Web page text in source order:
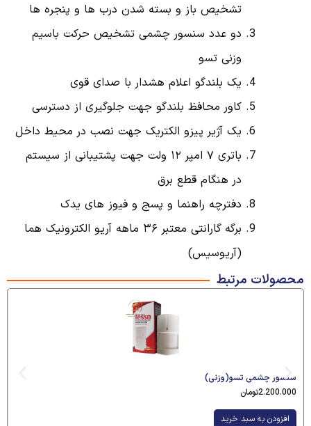
تشخیص باز و بسته شدن درب ها و پنجره ها
دو عدد سنسور چشمی تشخیص حرکت باسیم
وزنی تسو
یک بلندگو اعلام هشدار با صدای قوی
کاور محافظ بلندگو جهت جلوگیری از دسترسی
یک آژیر پیزو الکتریک جهت نصب در محیط داخل
باتری ۷ امپر ۱۲ ولت جهت پشتیبانی از سیستم
در هنگام قطع برق
دفترچه راهنما و پسج و فیوز های یدک
برگه گارانتی معتبر ۳۶ ماهه آریو الکترونیک هما
(آریوسیس)
محصولات مرتبط
سنسور چشمی تسو(وزنی)
2.200.000تومان
افزودن به سبد خرید